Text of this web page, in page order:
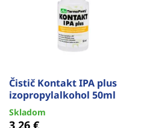
Čistič Kontakt IPA plus
izopropylalkohol 50ml
Skladom
3,26 €